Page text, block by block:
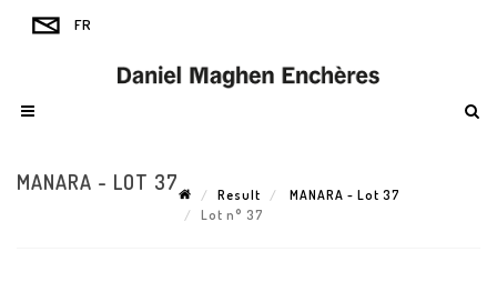
MANARA - LOT 37
Result
MANARA - Lot 37
Lot n° 37